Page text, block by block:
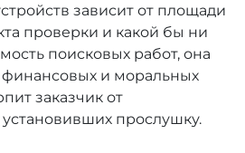
зависит от площади
проверки и какой бы ни
поисковых работ, она
финансовых и моральных
заказчик от
прослушку.